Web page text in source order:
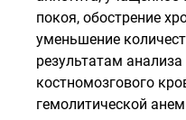
покоя, обострение
уменьшение
результатам
костномозгового
гемолитической